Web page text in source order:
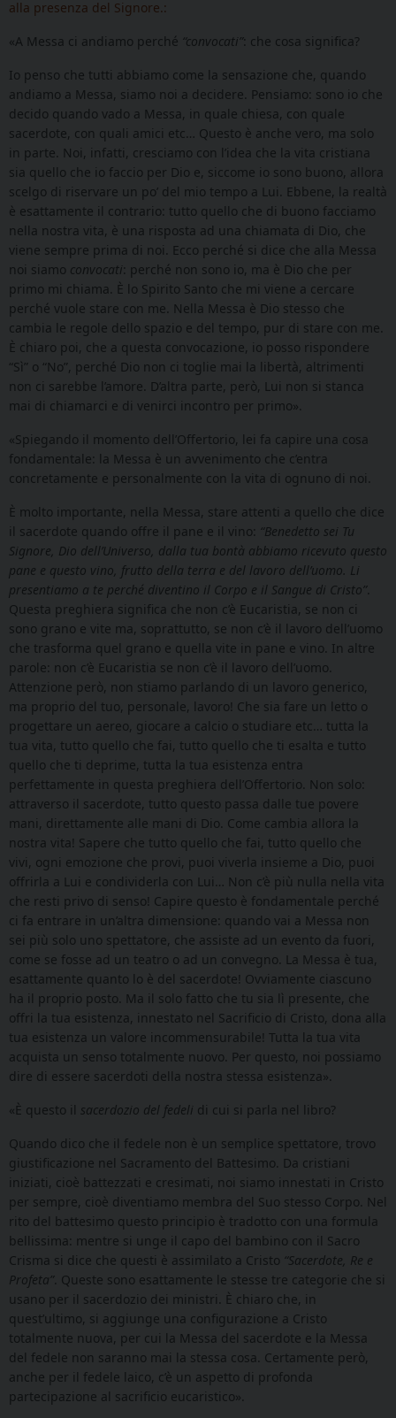
alla presenza del Signore.:
«A Messa ci andiamo perché “convocati”: che cosa significa?
Io penso che tutti abbiamo come la sensazione che, quando
andiamo a Messa, siamo noi a decidere. Pensiamo: sono io che
decido quando vado a Messa, in quale chiesa, con quale
sacerdote, con quali amici etc… Questo è anche vero, ma solo
in parte. Noi, infatti, cresciamo con l’idea che la vita cristiana
sia quello che io faccio per Dio e, siccome io sono buono, allora
scelgo di riservare un po’ del mio tempo a Lui. Ebbene, la realtà
è esattamente il contrario: tutto quello che di buono facciamo
nella nostra vita, è una risposta ad una chiamata di Dio, che
viene sempre prima di noi. Ecco perché si dice che alla Messa
noi siamo convocati : perché non sono io, ma è Dio che per
primo mi chiama. È lo Spirito Santo che mi viene a cercare
perché vuole stare con me. Nella Messa è Dio stesso che
cambia le regole dello spazio e del tempo, pur di stare con me.
È chiaro poi, che a questa convocazione, io posso rispondere
“Sì” o “No”, perché Dio non ci toglie mai la libertà, altrimenti
non ci sarebbe l’amore. D’altra parte, però, Lui non si stanca
mai di chiamarci e di venirci incontro per primo».
«Spiegando il momento dell’Offertorio, lei fa capire una cosa
fondamentale: la Messa è un avvenimento che c’entra
concretamente e personalmente con la vita di ognuno di noi.
È molto importante, nella Messa, stare attenti a quello che dice
il sacerdote quando offre il pane e il vino: “Benedetto sei Tu
Signore, Dio dell’Universo, dalla tua bontà abbiamo ricevuto questo
pane e questo vino, frutto della terra e del lavoro dell’uomo. Li
presentiamo a te perché diventino il Corpo e il Sangue di Cristo”.
Questa preghiera significa che non c’è Eucaristia, se non ci
sono grano e vite ma, soprattutto, se non c’è il lavoro dell’uomo
che trasforma quel grano e quella vite in pane e vino. In altre
parole: non c’è Eucaristia se non c’è il lavoro dell’uomo.
Attenzione però, non stiamo parlando di un lavoro generico,
ma proprio del tuo, personale, lavoro! Che sia fare un letto o
progettare un aereo, giocare a calcio o studiare etc… tutta la
tua vita, tutto quello che fai, tutto quello che ti esalta e tutto
quello che ti deprime, tutta la tua esistenza entra
perfettamente in questa preghiera dell’Offertorio. Non solo:
attraverso il sacerdote, tutto questo passa dalle tue povere
mani, direttamente alle mani di Dio. Come cambia allora la
nostra vita! Sapere che tutto quello che fai, tutto quello che
vivi, ogni emozione che provi, puoi viverla insieme a Dio, puoi
offrirla a Lui e condividerla con Lui… Non c’è più nulla nella vita
che resti privo di senso! Capire questo è fondamentale perché
ci fa entrare in un’altra dimensione: quando vai a Messa non
sei più solo uno spettatore, che assiste ad un evento da fuori,
come se fosse ad un teatro o ad un convegno. La Messa è tua,
esattamente quanto lo è del sacerdote! Ovviamente ciascuno
ha il proprio posto. Ma il solo fatto che tu sia lì presente, che
offri la tua esistenza, innestato nel Sacrificio di Cristo, dona alla
tua esistenza un valore incommensurabile! Tutta la tua vita
acquista un senso totalmente nuovo. Per questo, noi possiamo
dire di essere sacerdoti della nostra stessa esistenza».
«È questo il sacerdozio del fedeli di cui si parla nel libro?
Quando dico che il fedele non è un semplice spettatore, trovo
giustificazione nel Sacramento del Battesimo. Da cristiani
iniziati, cioè battezzati e cresimati, noi siamo innestati in Cristo
per sempre, cioè diventiamo membra del Suo stesso Corpo. Nel
rito del battesimo questo principio è tradotto con una formula
bellissima: mentre si unge il capo del bambino con il Sacro
Crisma si dice che questi è assimilato a Cristo “Sacerdote, Re e
Profeta”. Queste sono esattamente le stesse tre categorie che si
usano per il sacerdozio dei ministri. È chiaro che, in
quest’ultimo, si aggiunge una configurazione a Cristo
totalmente nuova, per cui la Messa del sacerdote e la Messa
del fedele non saranno mai la stessa cosa. Certamente però,
anche per il fedele laico, c’è un aspetto di profonda
partecipazione al sacrificio eucaristico».